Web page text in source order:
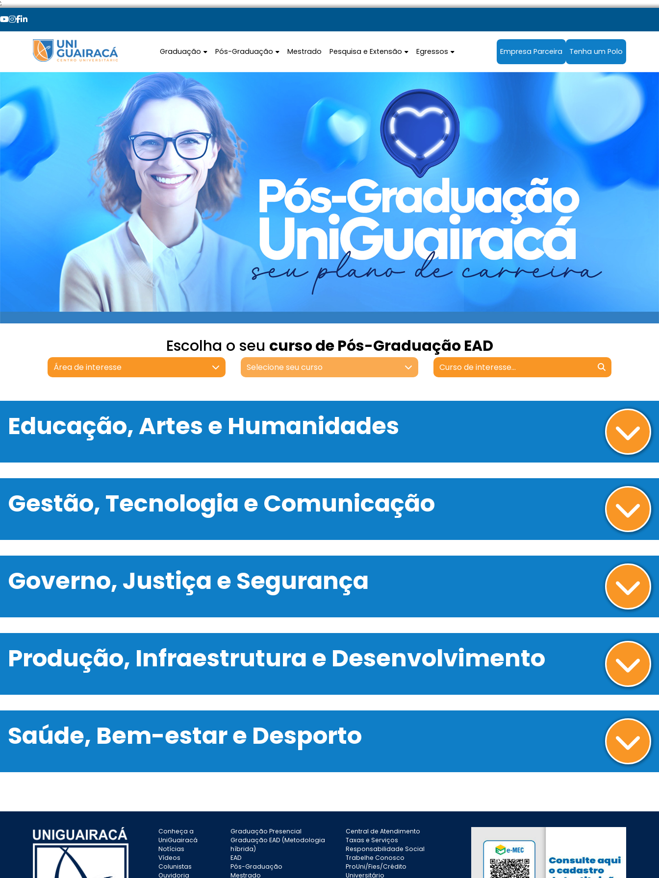
';
Graduação Pós-Graduação Mestrado Pesquisa e Extensão Egressos Empresa Parceira Tenha um Polo
Escolha o seu curso de Pós-Graduação EAD
Área de interesse Selecione seu curso
Educação, Artes e Humanidades
Gestão, Tecnologia e Comunicação
Governo, Justiça e Segurança
Produção, Infraestrutura e Desenvolvimento
Saúde, Bem-estar e Desporto
Conheça a
UniGuairacá
Notícias
Vídeos
Colunistas
Ouvidoria
Graduação Presencial
Graduação EAD (Metodologia
híbrida)
EAD
Pós-Graduação
Mestrado
Central de Atendimento
Taxas e Serviços
Responsabilidade Social
Trabelhe Conosco
ProUni/Fies/Crédito
Universitário